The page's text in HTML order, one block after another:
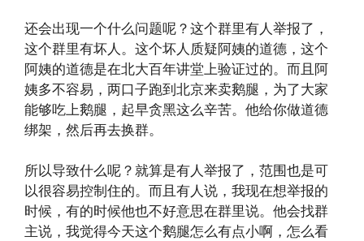
还会出现一个什么问题呢？这个群里有人举报了，
这个群里有坏人。这个坏人质疑阿姨的道德，这个
阿姨的道德是在北大百年讲堂上验证过的。而且阿
姨多不容易，两口子跑到北京来卖鹅腿，为了大家
能够吃上鹅腿，起早贪黑这么辛苦。他给你做道德
绑架，然后再去换群。
所以导致什么呢？就算是有人举报了，范围也是可
以很容易控制住的。而且有人说，我现在想举报的
时候，有的时候他也不好意思在群里说。他会找群
主说，我觉得今天这个鹅腿怎么有点小啊，怎么看